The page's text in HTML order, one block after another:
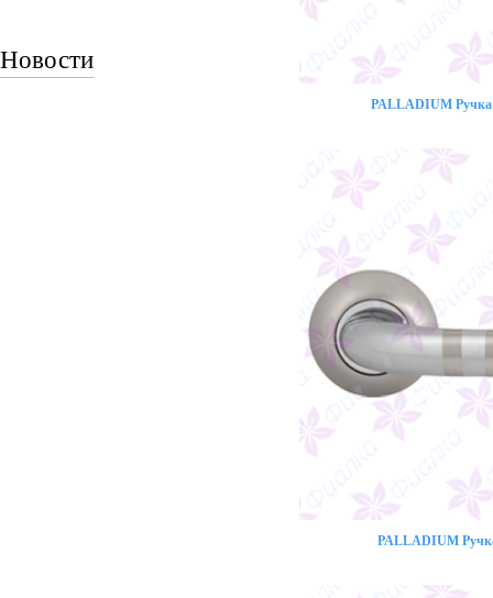
Новости
PALLADIUM Ручка
PALLADIUM